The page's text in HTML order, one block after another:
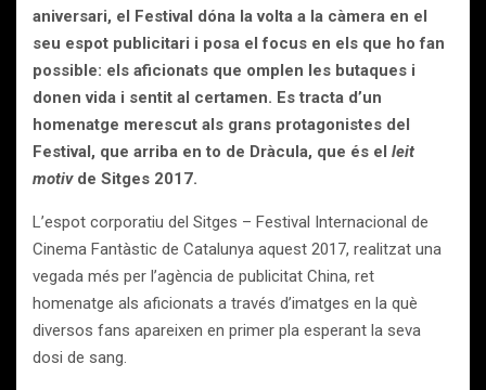
aniversari, el Festival dóna la volta a la càmera en el
seu espot publicitari i posa el focus en els que ho fan
possible: els aficionats que omplen les butaques i
donen vida i sentit al certamen. Es tracta d’un
homenatge merescut als grans protagonistes del
Festival, que arriba en to de Dràcula, que és el leit
motivde Sitges 2017.
L’espot corporatiu del Sitges – Festival Internacional de
Cinema Fantàstic de Catalunya aquest 2017, realitzat una
vegada més per l’agència de publicitat China, ret
homenatge als aficionats a través d’imatges en la què
diversos fans apareixen en primer pla esperant la seva
dosi de sang.